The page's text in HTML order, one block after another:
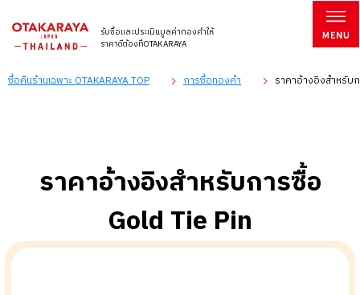
รับซื้อและประเมินมูลค่าทองคำให้
ราคาดีต้องที่OTAKARAYA
ซื้อคืนร้านเฉพาะ OTAKARAYA TOP การซื้อทองคำ ราคาอ้างอิงสำหรับ
ราคาอ้างอิงสำหรับการซื้อ
Gold Tie Pin